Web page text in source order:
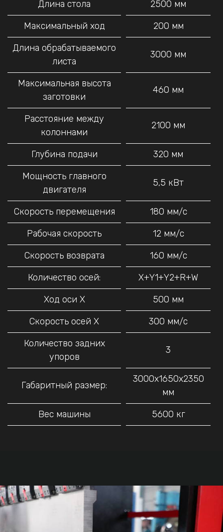
Длина стола
2500 мм
Максимальный ход
200 мм
Длина обрабатываемого
листа
3000 мм
Максимальная высота
заготовки
460 мм
Расстояние между
колоннами
2100 мм
Глубина подачи
320 мм
Мощность главного
двигателя
5,5 кВт
Скорость перемещения
180 мм/с
Рабочая скорость
12 мм/с
Скорость возврата
160 мм/с
Количество осей:
X+Y1+Y2+R+W
Ход оси X
500 мм
Скорость осей X
300 мм/с
Количество задних
упоров
3
Габаритный размер:
3000х1650х2350
мм
Вес машины
5600 кг